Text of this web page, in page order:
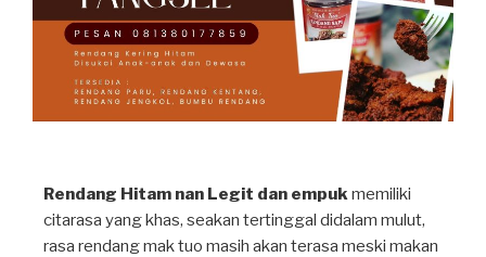
Rendang Hitam nan Legit dan empukmemiliki
citarasa yang khas, seakan tertinggal didalam mulut,
rasa rendang mak tuo masih akan terasa meski makan